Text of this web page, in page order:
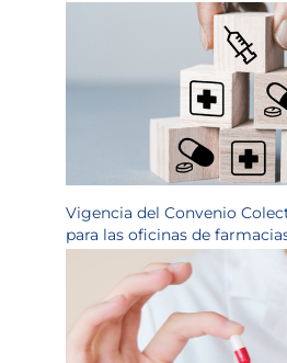
Vigencia del Convenio
para las oficinas de